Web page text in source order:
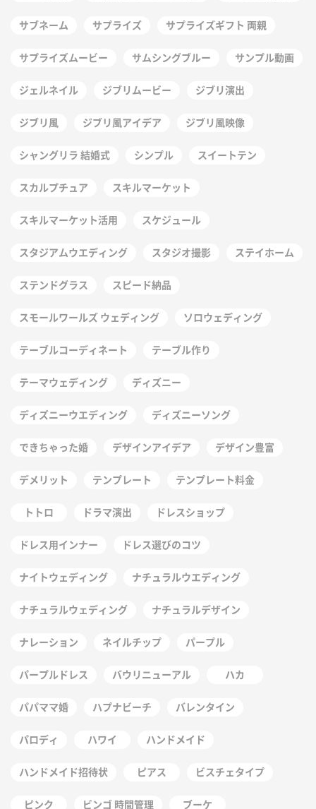
サブネーム サプライズ サプライズギフト 両親
サプライズムービー サムシングブルー サンプル動画
ジェルネイル ジブリムービー ジブリ演出
ジブリ風 ジブリ風アイデア ジブリ風映像
シャングリラ 結婚式 シンプル スイートテン
スカルプチュア スキルマーケット
スキルマーケット活用 スケジュール
スタジアムウエディング スタジオ撮影 ステイホーム
ステンドグラス スピード納品
スモールワールズ ウェディング ソロウェディング
テーブルコーディネート テーブル作り
テーマウェディング ディズニー
ディズニーウエディング ディズニーソング
できちゃった婚 デザインアイデア デザイン豊富
デメリット テンプレート テンプレート料金
トトロ ドラマ演出 ドレスショップ
ドレス用インナー ドレス選びのコツ
ナイトウェディング ナチュラルウエディング
ナチュラルウェディング ナチュラルデザイン
ナレーション ネイルチップ パープル
パープルドレス バウリニューアル ハカ
パパママ婚 ハプナビーチ バレンタイン
パロディ ハワイ ハンドメイド
ハンドメイド招待状 ピアス ビスチェタイプ
ピンク ビンゴ 時間管理 ブーケ